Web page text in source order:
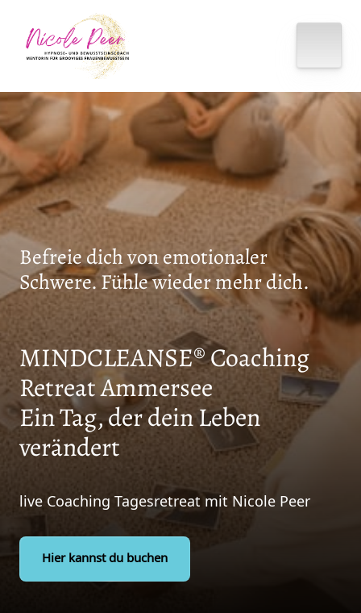
Befreie dich von emotionaler
Schwere. Fühle wieder mehr dich.
MINDCLEANSE® Coaching
Retreat Ammersee
Ein Tag, der dein Leben
verändert
live Coaching Tagesretreat mit Nicole Peer
Hier kannst du buchen